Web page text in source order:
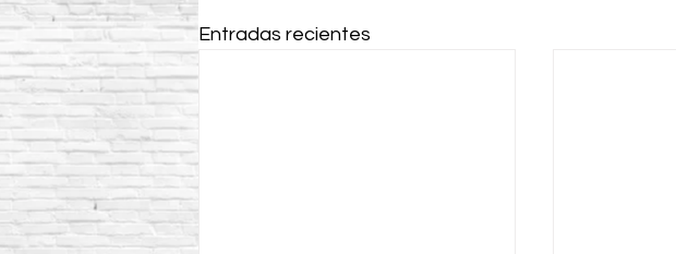
Entradas recientes